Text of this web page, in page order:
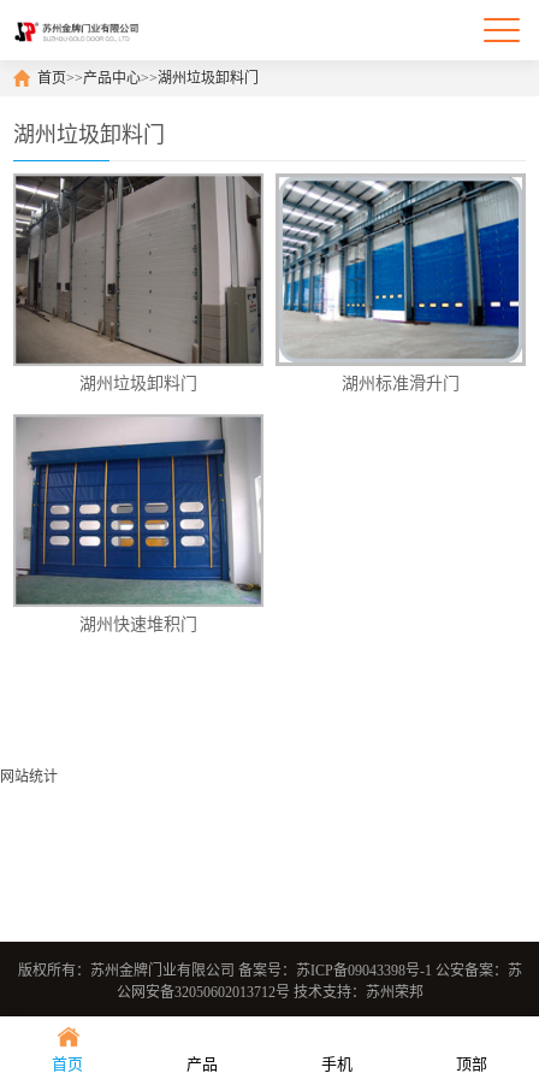
首页>>产品中心>>湖州垃圾卸料门
湖州垃圾卸料门
湖州垃圾卸料门 湖州标准滑升门
湖州快速堆积门
版权所有：苏州金牌门业有限公司 备案号： 苏ICP备09043398号-1 公安备案：
苏
公网安备32050602013712号 技术支持：苏州荣邦
首页 产品 手机 顶部
网站统计